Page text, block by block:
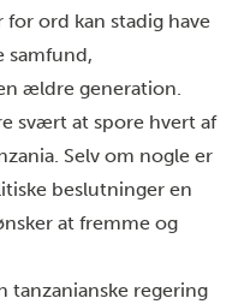
for ord kan stadig have
samfund,
ældre generation.
svært at spore hvert af
Selv om nogle er
beslutninger en
at fremme og
tanzanianske regering